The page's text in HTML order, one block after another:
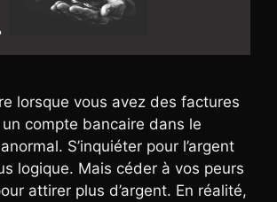
lorsque vous avez des factures
compte bancaire dans le
S’inquiéter pour l’argent
logique. Mais céder à vos peurs
attirer plus d’argent. En réalité,